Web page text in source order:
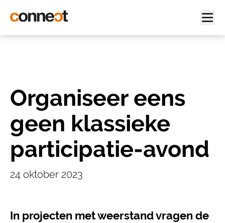
Organiseer eens
geen klassieke
participatie-avond
24 oktober 2023
In projecten met weerstand vragen de